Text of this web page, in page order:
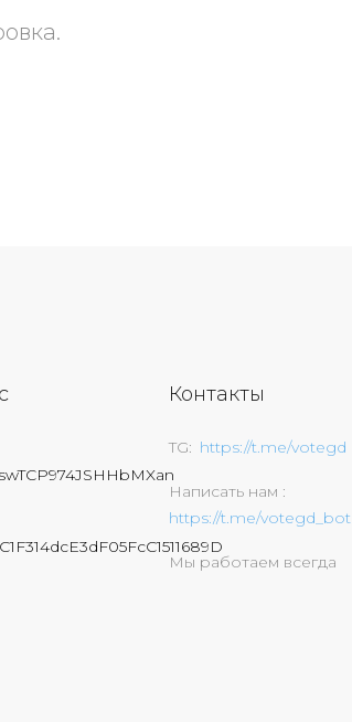
Контакты
TG https://t.me/votegd
Написать нам
https://t.me/votegd_bot
Мы работаем всегда